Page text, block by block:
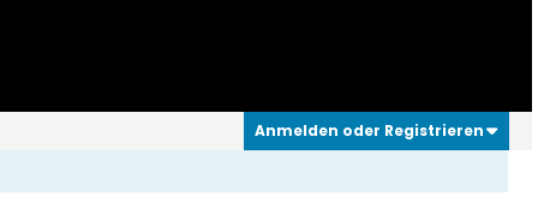
Anmelden oder Registrieren